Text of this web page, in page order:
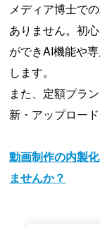
メディア博士で
ありません。初
ができAI機能や
します。
また、定額プラ
新・アップロード
動画制作の内製
ませんか？